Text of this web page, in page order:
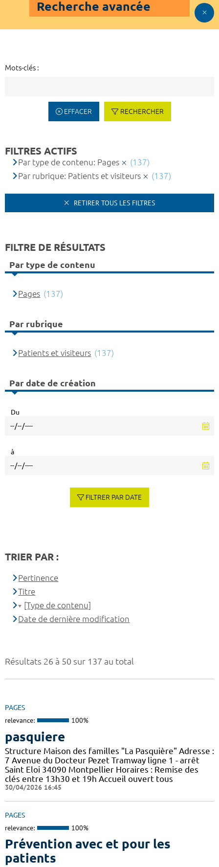
Recherche avancée
Mots-clés :
EFFACER RECHERCHER
Résultats 26 à 50 sur 137 au total
PAGES
relevance: 100%
pasquiere
Structure Maison des familles "La Pasquière" Adresse :
7 Avenue du Docteur Pezet Tramway ligne 1 - arrêt
Saint Eloi 34090 Montpellier Horaires : Remise des
clés entre 13h30 et 19h Accueil ouvert tous
30/04/2026 16:45
PAGES
relevance: 100%
Prévention avec et pour les
patients
FILTRES ACTIFS
Par type de contenu: Pages
(137)
Par rubrique: Patients et visiteurs
(137)
RETIRER TOUS LES FILTRES
FILTRE DE RÉSULTATS
Par type de contenu
Pages (137)
Par rubrique
Patients et visiteurs (137)
Par date de création
Du
à
FILTRER PAR DATE
TRIER PAR :
Pertinence
Titre
[Type de contenu]
Date de dernière modification